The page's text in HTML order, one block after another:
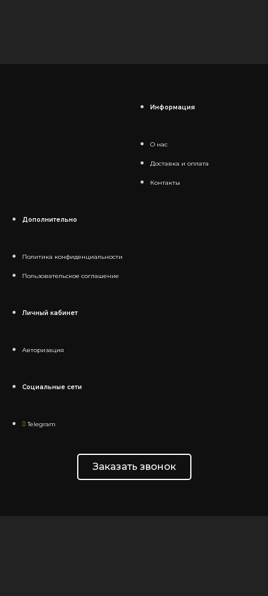
Информация
О нас
Доставка и оплата
Контакты
Дополнительно
Политика конфиденциальности
Пользовательское соглашение
Личный кабинет
Авторизация
Социальные сети
Telegram
Заказать звонок